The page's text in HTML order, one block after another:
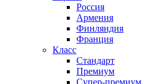
Россия
Армения
Финляндия
Франция
Класс
Стандарт
Премиум
Супер-премиум